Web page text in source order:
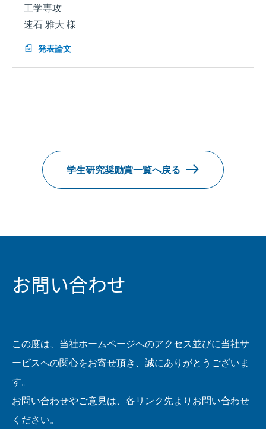
工学専攻
速石 雅大 様
発表論文
学生研究奨励賞一覧へ戻る
お問い合わせ
この度は、当社ホームページへのアクセス並びに当社サ
ービスへの関心をお寄せ頂き、誠にありがとうございま
す。
お問い合わせやご意見は、各リンク先よりお問い合わせ
ください。